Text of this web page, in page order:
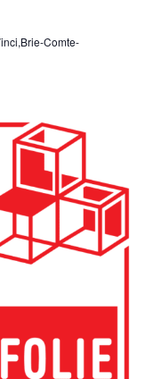
Comte-